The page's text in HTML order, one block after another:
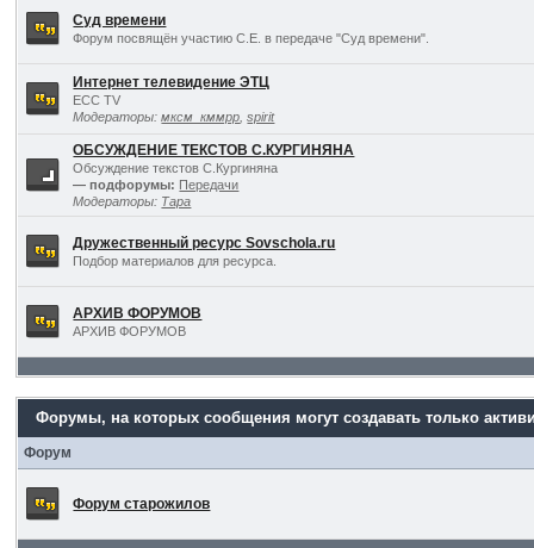
Суд времени
Форум посвящён участию С.Е. в передаче "Суд времени".
Интернет телевидение ЭТЦ
ECC TV
Модераторы:мксм_кммрр ,spirit
ОБСУЖДЕНИЕ ТЕКСТОВ С.КУРГИНЯНА
Обсуждение текстов С.Кургиняна
— подфорумы: Передачи
Модераторы: Тара
Дружественный ресурс Sovschola.ru
Подбор материалов для ресурса.
АРХИВ ФОРУМОВ
АРХИВ ФОРУМОВ
Форумы, на которых сообщения могут создавать только
Форум
Форум старожилов